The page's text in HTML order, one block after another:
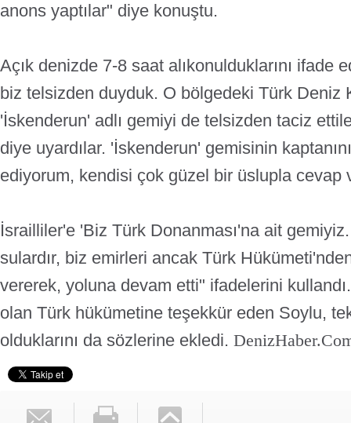
anons yaptılar" diye konuştu.
Açık denizde 7-8 saat alıkonulduklarını ifade
biz telsizden duyduk. O bölgedeki Türk Deniz
'İskenderun' adlı gemiyi de telsizden taciz
diye uyardılar. 'İskenderun' gemisinin
ediyorum, kendisi çok güzel bir üslupla cevap
İsrailliler'e 'Biz Türk Donanması'na ait
sulardır, biz emirleri ancak Türk
vererek, yoluna devam etti" ifadelerini
olan Türk hükümetine teşekkür eden Soylu,
olduklarını da sözlerine ekledi.